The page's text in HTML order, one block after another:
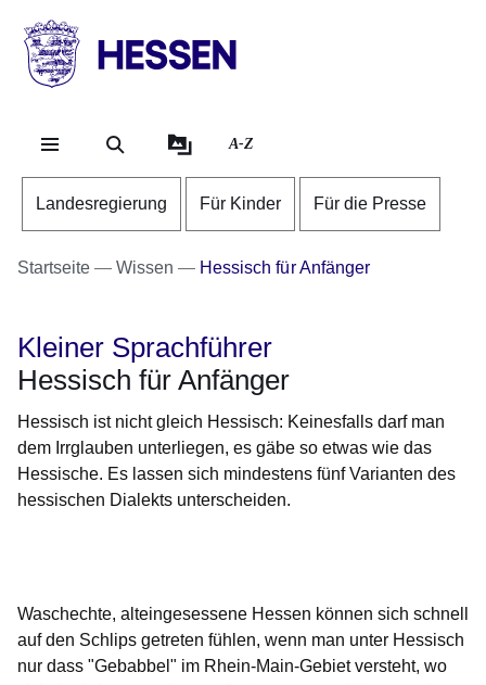
HESSEN
Landesregierung
A-Z
Landesregierung Für Kinder Für die Presse
Startseite Wissen Hessisch für Anfänger
Kleiner Sprachführer
Hessisch für Anfänger
Hessisch ist nicht gleich Hessisch: Keinesfalls darf man
dem Irrglauben unterliegen, es gäbe so etwas wie das
Hessische. Es lassen sich mindestens fünf Varianten des
hessischen Dialekts unterscheiden.
Waschechte, alteingesessene Hessen können sich schnell
auf den Schlips getreten fühlen, wenn man unter Hessisch
nur dass "Gebabbel" im Rhein-Main-Gebiet versteht, wo